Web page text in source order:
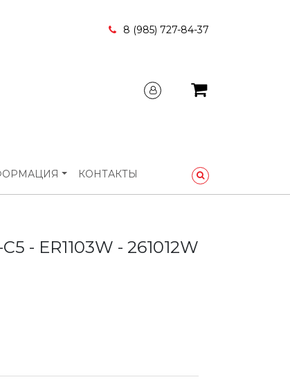
8 (985) 727-84-37
КОНТАКТЫ
- ER1103W - 261012W